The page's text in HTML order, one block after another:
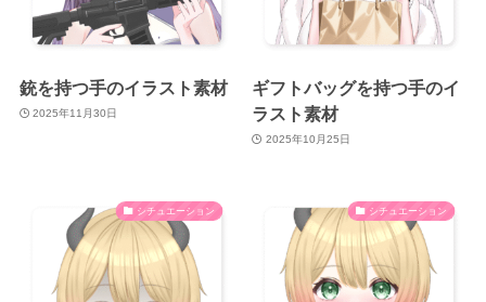
銃を持つ手のイラスト素材
2025年11月30日
ギフトバッグを持つ手のイ
ラスト素材
2025年10月25日
シチュエーション シチュエーション